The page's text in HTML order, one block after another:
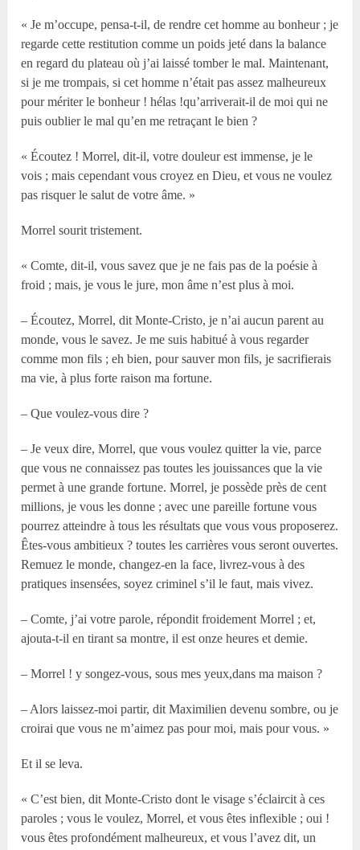
« Je m’occupe, pensa-t-il, de rendre cet homme au bonheur ; je
regarde cette restitution comme un poids jeté dans la balance
en regard du plateau où j’ai laissé tomber le mal. Maintenant,
si je me trompais, si cet homme n’était pas assez malheureux
pour mériter le bonheur ! hélas !qu’arriverait-il de moi qui ne
puis oublier le mal qu’en me retraçant le bien ?
« Écoutez ! Morrel, dit-il, votre douleur est immense, je le
vois ; mais cependant vous croyez en Dieu, et vous ne voulez
pas risquer le salut de votre âme. »
Morrel sourit tristement.
« Comte, dit-il, vous savez que je ne fais pas de la poésie à
froid ; mais, je vous le jure, mon âme n’est plus à moi.
– Écoutez, Morrel, dit Monte-Cristo, je n’ai aucun parent au
monde, vous le savez. Je me suis habitué à vous regarder
comme mon fils ; eh bien, pour sauver mon fils, je sacrifierais
ma vie, à plus forte raison ma fortune.
– Que voulez-vous dire ?
– Je veux dire, Morrel, que vous voulez quitter la vie, parce
que vous ne connaissez pas toutes les jouissances que la vie
permet à une grande fortune. Morrel, je possède près de cent
millions, je vous les donne ; avec une pareille fortune vous
pourrez atteindre à tous les résultats que vous vous proposerez.
Êtes-vous ambitieux ? toutes les carrières vous seront ouvertes.
Remuez le monde, changez-en la face, livrez-vous à des
pratiques insensées, soyez criminel s’il le faut, mais vivez.
– Comte, j’ai votre parole, répondit froidement Morrel ; et,
ajouta-t-il en tirant sa montre, il est onze heures et demie.
– Morrel ! y songez-vous, sous mes yeux,dans ma maison ?
– Alors laissez-moi partir, dit Maximilien devenu sombre, ou je
croirai que vous ne m’aimez pas pour moi, mais pour vous. »
Et il se leva.
« C’est bien, dit Monte-Cristo dont le visage s’éclaircit à ces
paroles ; vous le voulez, Morrel, et vous êtes inflexible ; oui !
vous êtes profondément malheureux, et vous l’avez dit, un